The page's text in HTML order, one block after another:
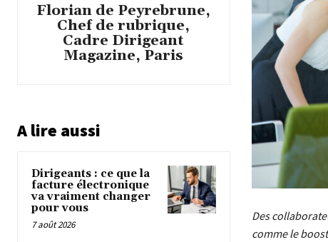
Florian de Peyrebrune,
Chef de rubrique,
Cadre Dirigeant
Magazine, Paris
A lire aussi
Dirigeants : ce que la
facture électronique
va vraiment changer
pour vous
7 août 2026
Des
comme le